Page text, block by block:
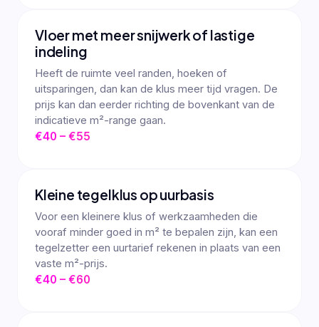
Vloer met meer snijwerk of lastige
indeling
Heeft de ruimte veel randen, hoeken of
uitsparingen, dan kan de klus meer tijd vragen. De
prijs kan dan eerder richting de bovenkant van de
indicatieve m²-range gaan.
€40 – €55
Kleine tegelklus op uurbasis
Voor een kleinere klus of werkzaamheden die
vooraf minder goed in m² te bepalen zijn, kan een
tegelzetter een uurtarief rekenen in plaats van een
vaste m²-prijs.
€40 – €60